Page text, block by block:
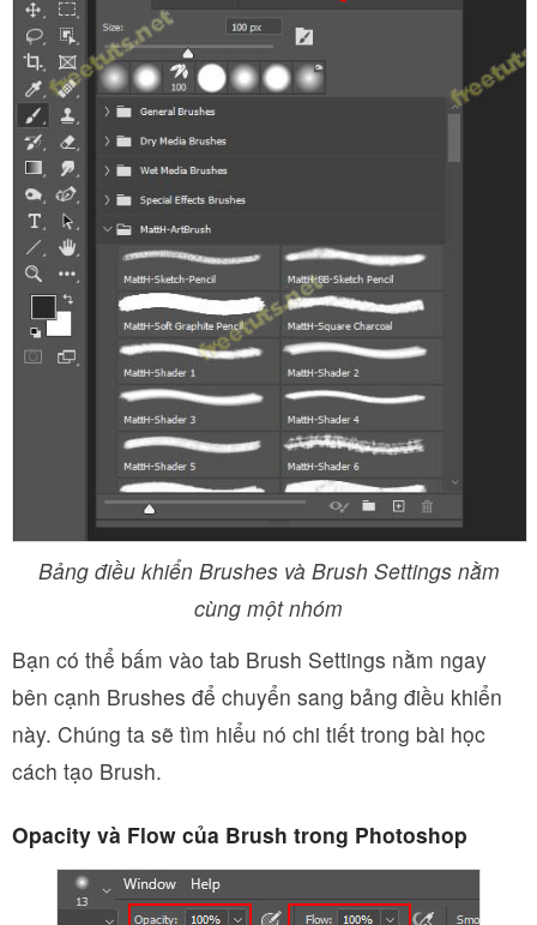
Bảng điều khiển Brushes và Brush Settings nằm
cùng một nhóm
Bạn có thể bấm vào tab Brush Settings nằm ngay
bên cạnh Brushes để chuyển sang bảng điều khiển
này. Chúng ta sẽ tìm hiểu nó chi tiết trong bài học
cách tạo Brush.
Opacity và Flow của Brush trong Photoshop